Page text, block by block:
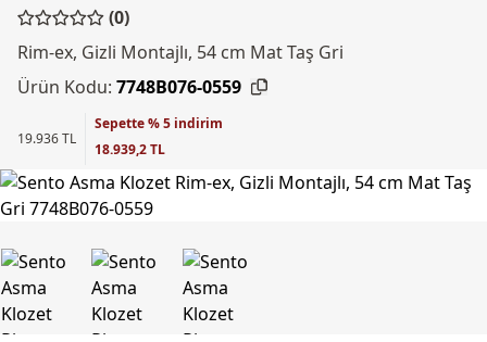
(0)
Rim-ex, Gizli Montajlı, 54 cm Mat Taş Gri
Ürün Kodu: 7748B076-0559
19.936 TL
Sepette % 5 indirim
18.939,2 TL